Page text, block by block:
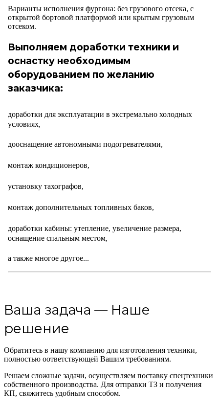
Варианты исполнения фургона: без грузового отсека, с
открытой бортовой платформой или крытым грузовым
отсеком.
Выполняем доработки техники и
оснастку необходимым
оборудованием по желанию
заказчика:
доработки для эксплуатации в экстремально холодных
условиях,
дооснащение автономными подогревателями,
монтаж кондиционеров,
установку тахографов,
монтаж дополнительных топливных баков,
доработки кабины: утепление, увеличение размера,
оснащение спальным местом,
а также многое другое...
Ваша задача — Наше
решение
Обратитесь в нашу компанию для изготовления техники,
полностью оответствующей Вашим требованиям.
Решаем сложные задачи, осуществляем поставку спецтехники
собственного производства. Для отправки ТЗ и получения
КП, свяжитесь удобным способом.